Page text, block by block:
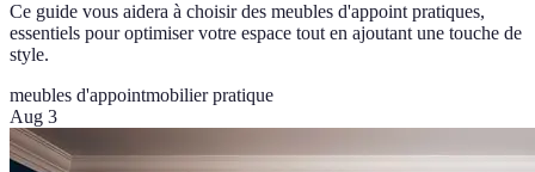
Ce guide vous aidera à choisir des meubles d'appoint pratiques,
essentiels pour optimiser votre espace tout en ajoutant une touche de
style.
meubles d'appointmobilier pratique
Aug 3